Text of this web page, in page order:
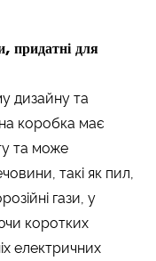
придатні для
дизайну та
коробка має
та може
такі як пил,
гази, у
коротких
електричних